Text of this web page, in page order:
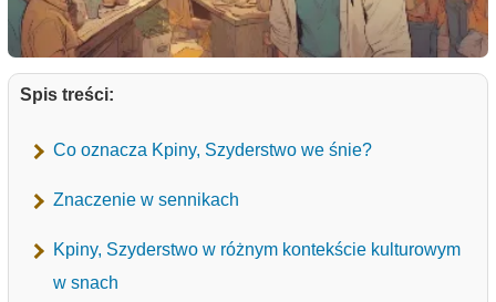
Spis treści:
Co oznacza Kpiny, Szyderstwo we śnie?
Znaczenie w sennikach
Kpiny, Szyderstwo w różnym kontekście kulturowym
w snach